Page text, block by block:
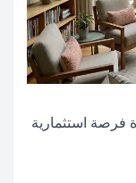
فرصة استثمارية